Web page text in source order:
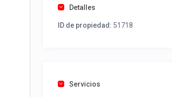
Detalles
ID de propiedad: 51718
Servicios